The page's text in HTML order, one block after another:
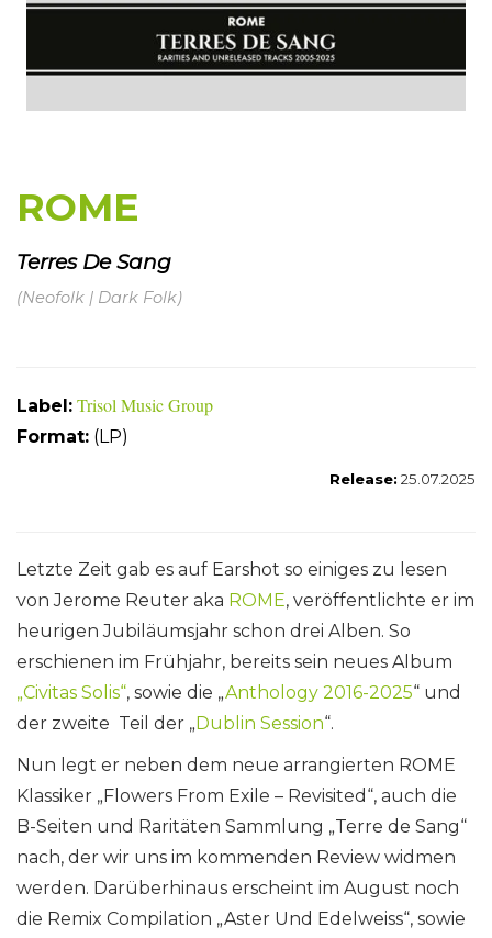
ROME
Terres De Sang
(Neofolk | Dark Folk)
Label: Trisol Music Group
Format: (LP)
Release: 25.07.2025
Letzte Zeit gab es auf Earshot so einiges zu lesen
von Jerome Reuter aka ROME, veröffentlichte er im
heurigen Jubiläumsjahr schon drei Alben. So
erschienen im Frühjahr, bereits sein neues Album
„Civitas Solis“, sowie die „Anthology 2016-2025“ und
der zweite Teil der „Dublin Session“.
Nun legt er neben dem neue arrangierten ROME
Klassiker „Flowers From Exile – Revisited“, auch die
B-Seiten und Raritäten Sammlung „Terre de Sang“
nach, der wir uns im kommenden Review widmen
werden. Darüberhinaus erscheint im August noch
die Remix Compilation „Aster Und Edelweiss“, sowie